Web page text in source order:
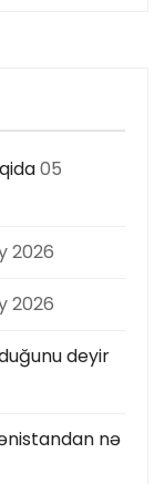
05
2026
2026
deyir
nə